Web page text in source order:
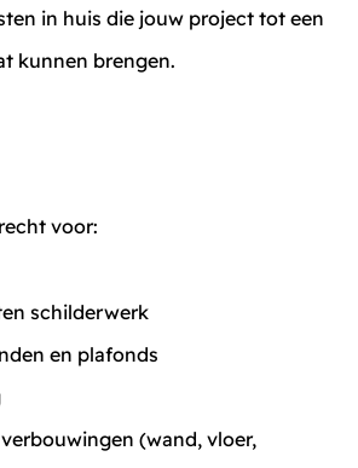
in huis die jouw project tot een
kunnen brengen.
voor:
schilderwerk
en plafonds
(wand, vloer,